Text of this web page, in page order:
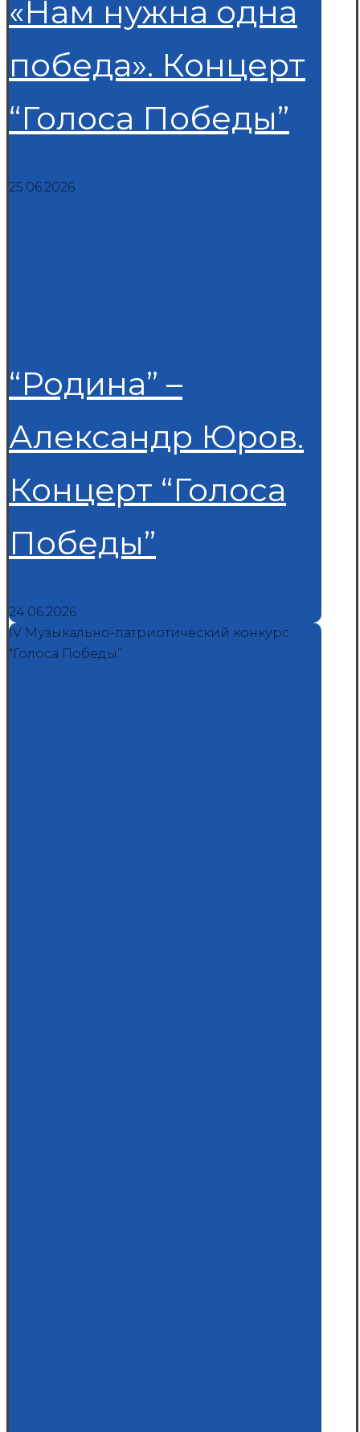
«Нам нужна одна
победа». Концерт
“Голоса Победы”
25.06.2026
“Родина” –
Александр Юров.
Концерт “Голоса
Победы”
24.06.2026
IV Музыкально-патриотический конкурс
“Голоса Победы”